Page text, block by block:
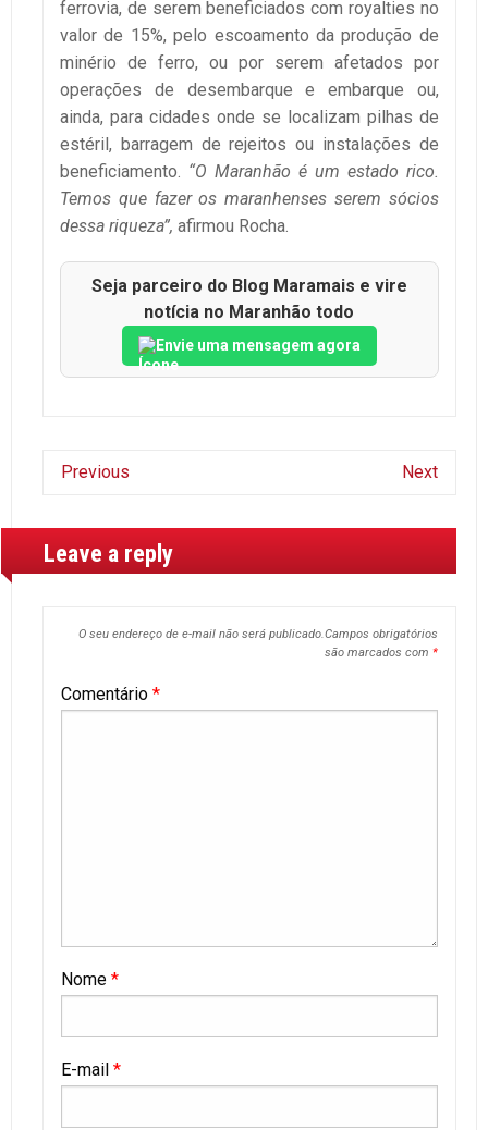
ferrovia, de serem beneficiados com royalties no
valor de 15%, pelo escoamento da produção de
minério de ferro, ou por serem afetados por
operações de desembarque e embarque ou,
ainda, para cidades onde se localizam pilhas de
estéril, barragem de rejeitos ou instalações de
beneficiamento. “O Maranhão é um estado rico.
Temos que fazer os maranhenses serem sócios
dessa riqueza”, afirmou Rocha.
Seja parceiro do Blog Maramais e vire
notícia no Maranhão todo
Envie uma mensagem agora
Previous Next
Leave a reply
O seu endereço de e-mail não será publicado.Campos obrigatórios
são marcados com *
Comentário *
Nome *
E-mail *